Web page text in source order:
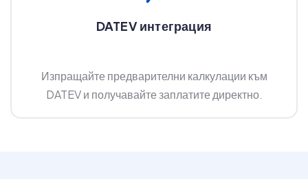
DATEV интеграция
Изпращайте предварителни калкулации към
DATEV и получавайте заплатите директно.